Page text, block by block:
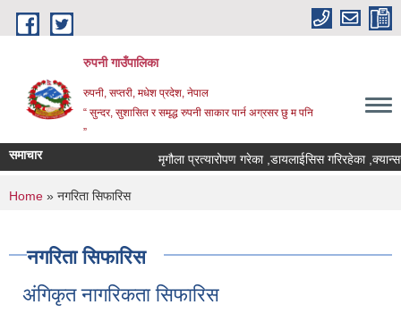
Skip to main content
रुपनी गाउँपालिका
रुपनी, सप्तरी, मधेश प्रदेश, नेपाल
“ सुन्दर, सुशासित र समृद्ध रुपनी साकार पार्न अग्रसर छु म पनि
”
समाचार मृगौला प्रत्यारोपण गरेका ,डायलाईसिस गरिरहेका
You are here
Home » नगरिता सिफारिस
नगरिता सिफारिस
अंगिकृत नागरिकता सिफारिस